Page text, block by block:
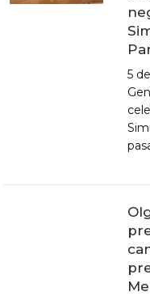
X CONGRESO
EQUIPO
PONENCIA DE
5